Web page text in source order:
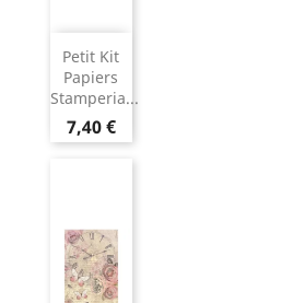
Petit Kit
Papiers
Stamperia...
7,40 €